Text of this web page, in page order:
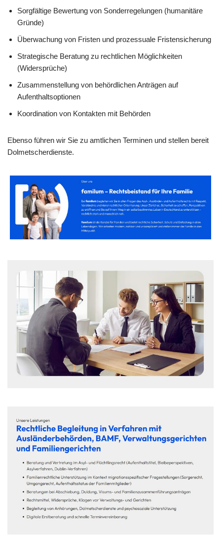
Sorgfältige Bewertung von Sonderregelungen (humanitäre
Gründe)
Überwachung von Fristen und prozessuale Fristensicherung
Strategische Beratung zu rechtlichen Möglichkeiten
(Widersprüche)
Zusammenstellung von behördlichen Anträgen auf
Aufenthaltsoptionen
Koordination von Kontakten mit Behörden
Ebenso führen wir Sie zu amtlichen Terminen und stellen bereit
Dolmetscherdienste.